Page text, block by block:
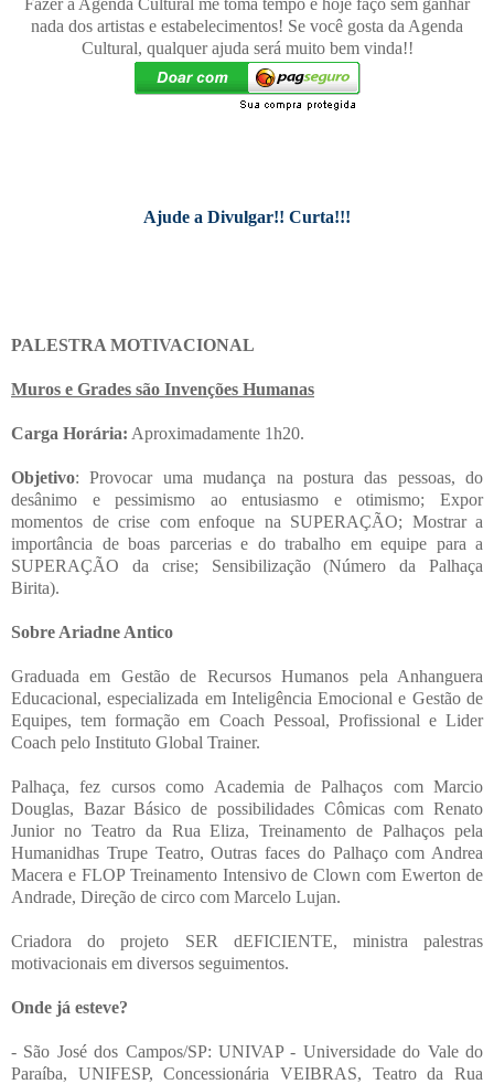
nada dos artistas e estabelecimentos! Se você gosta da Agenda
Cultural, qualquer ajuda será muito bem vinda!!
Ajude a Divulgar!! Curta!!!
PALESTRA MOTIVACIONAL
Muros e Grades são Invenções Humanas
Carga Horária: Aproximadamente 1h20.
Objetivo: Provocar uma mudança na postura das pessoas, do
desânimo e pessimismo ao entusiasmo e otimismo; Expor
momentos de crise com enfoque na SUPERAÇÃO; Mostrar a
importância de boas parcerias e do trabalho em equipe para a
SUPERAÇÃO da crise; Sensibilização (Número da Palhaça
Birita).
Sobre Ariadne Antico
Graduada em Gestão de Recursos Humanos pela Anhanguera
Educacional, especializada em Inteligência Emocional e Gestão de
Equipes, tem formação em Coach Pessoal, Profissional e Lider
Coach pelo Instituto Global Trainer.
Palhaça, fez cursos como Academia de Palhaços com Marcio
Douglas, Bazar Básico de possibilidades Cômicas com Renato
Junior no Teatro da Rua Eliza, Treinamento de Palhaços pela
Humanidhas Trupe Teatro, Outras faces do Palhaço com Andrea
Macera e FLOP Treinamento Intensivo de Clown com Ewerton de
Andrade, Direção de circo com Marcelo Lujan.
Criadora do projeto SER dEFICIENTE, ministra palestras
motivacionais em diversos seguimentos.
Onde já esteve?
- São José dos Campos/SP: UNIVAP - Universidade do Vale do
Paraíba, UNIFESP, Concessionária VEIBRAS, Teatro da Rua